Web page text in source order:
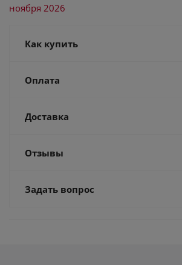
ноября 2026
Как купить
Оплата
Доставка
Отзывы
Задать вопрос